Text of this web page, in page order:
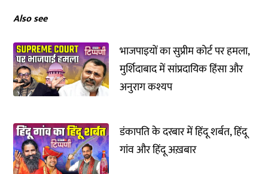
Also see
भाजपाइयों का सुप्रीम कोर्ट पर हमला,
मुर्शिदाबाद में सांप्रदायिक हिंसा और
अनुराग कश्यप
डंकापति के दरबार में हिंदू शर्बत, हिंदू
गांव और हिंदू अख़बार